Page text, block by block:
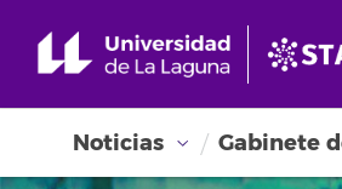
Noticias Gabinete